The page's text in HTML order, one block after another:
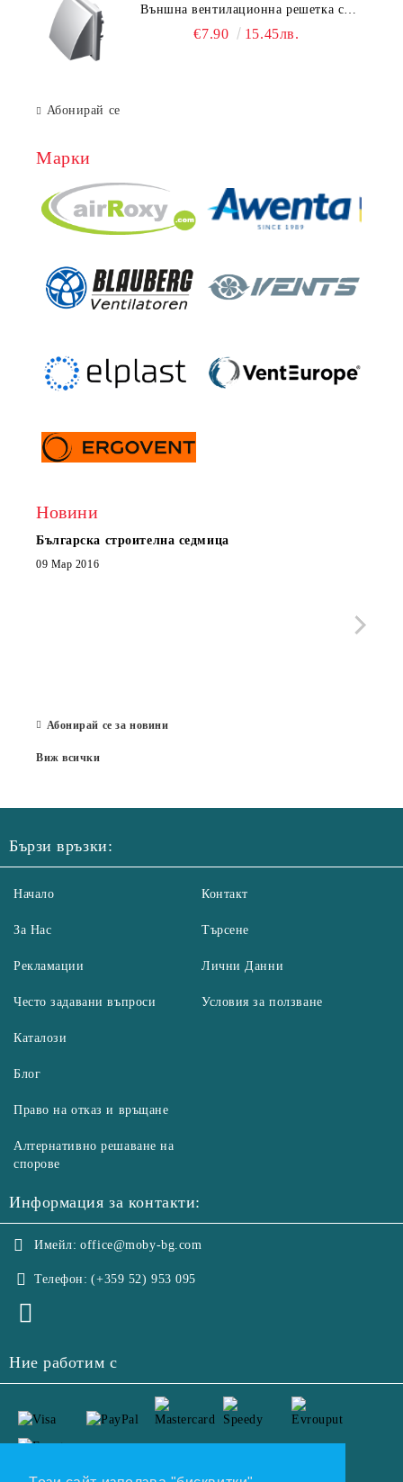
Външна вентилационна решетка с
гравитачна клапа Ø 100, Ø 125,
€7.90 15.45лв.
Абонирай се
Марки
Новини
Българска строителна седмица
09 Мар 2016
Абонирай се за новини
Виж всички
Бързи връзки:
Начало
За Нас
Рекламации
Често задавани въпроси
Контакт
Търсене
Лични Данни
Условия за ползване
Каталози
Блог
Право на отказ и връщане
Алтернативно решаване на
спорове
Информация за контакти:
Имейл: office@moby-bg.com
Телефон: (+359 52) 953 095
Ние работим с